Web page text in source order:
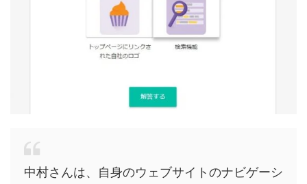
中村さんは、自身のウェブサイトのナビゲーシ